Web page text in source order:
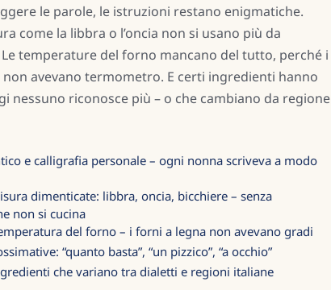
le parole, le istruzioni restano enigmatiche.
come la libbra o l’oncia non si usano più da
temperature del forno mancano del tutto, perché i
avevano termometro. E certi ingredienti hanno
nessuno riconosce più – o che cambiano da regione
e calligrafia personale – ogni nonna scriveva a modo
dimenticate: libbra, oncia, bicchiere – senza
non si cucina
del forno – i forni a legna non avevano gradi
“quanto basta”, “un pizzico”, “a occhio”
che variano tra dialetti e regioni italiane